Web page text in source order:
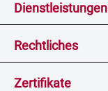
Dienstleistungen
Rechtliches
Zertifikate